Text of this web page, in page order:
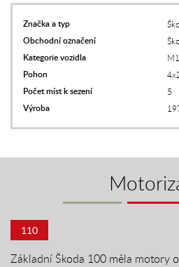
Značka a typ
Obchodní označení
Kategorie vozidla M1
Pohon
Počet míst k sezení 5
Výroba
110
Základní Škoda 100 měla motory